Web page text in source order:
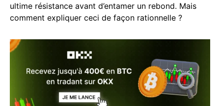
ultime résistance avant d’entamer un rebond. Mais
comment expliquer ceci de façon rationnelle ?